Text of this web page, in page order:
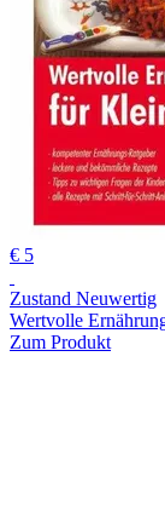
€ 5
Zustand Neuwertig
Wertvolle
Zum Produkt